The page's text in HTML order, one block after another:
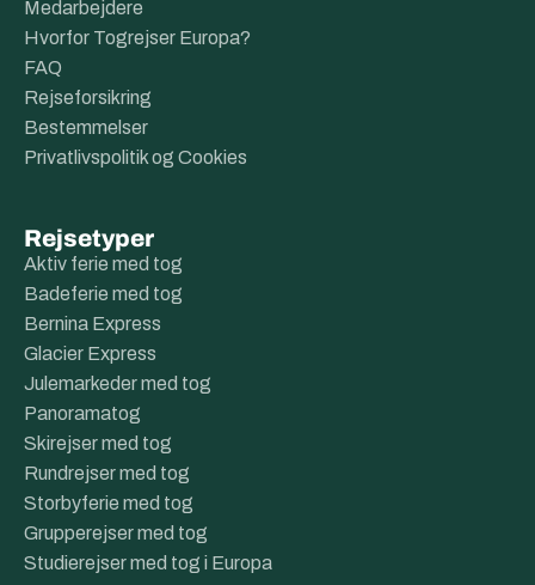
Medarbejdere
Hvorfor Togrejser Europa?
FAQ
Rejseforsikring
Bestemmelser
Privatlivspolitik og Cookies
Rejsetyper
Aktiv ferie med tog
Badeferie med tog
Bernina Express
Glacier Express
Julemarkeder med tog
Panoramatog
Skirejser med tog
Rundrejser med tog
Storbyferie med tog
Grupperejser med tog
Studierejser med tog i Europa